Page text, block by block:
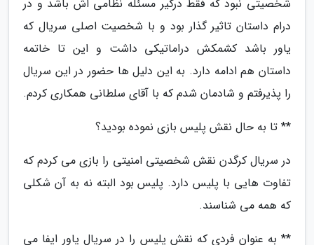
شخصیتی نبود که فقط درگیر مسئله نظامی اش باشد و در
درام داستان تاثیر گذار بود و با شخصیت اصلی سریال که
یاور باشد کشمکش دراماتیکی داشت و این تا خاتمه
داستان هم ادامه دارد. به این دلیل ها حضور در این سریال
را پذیرفتم و شادمان شدم که با آقای سلطانی همکاری کردم.
** تا به حال نقش پلیس بازی نموده بودید؟
در سریال کرگدن نقش شخصیتی امنیتی را بازی می کردم که
تفاوت هایی با پلیس دارد. پلیس بود البته نه به آن شکلی
که همه می شناسند.
** به عنوان فردی که نقش پلیس را در سریال یاور ایفا می